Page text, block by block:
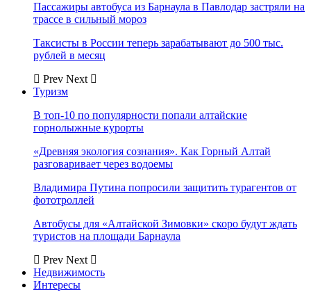
Пассажиры автобуса из Барнаула в Павлодар застряли на
трассе в сильный мороз
Таксисты в России теперь зарабатывают до 500 тыс.
рублей в месяц
Prev Next
Туризм
В топ-10 по популярности попали алтайские
горнолыжные курорты
«Древняя экология сознания». Как Горный Алтай
разговаривает через водоемы
Владимира Путина попросили защитить турагентов от
фототроллей
Автобусы для «Алтайской Зимовки» скоро будут ждать
туристов на площади Барнаула
Prev Next
Недвижимость
Интересы